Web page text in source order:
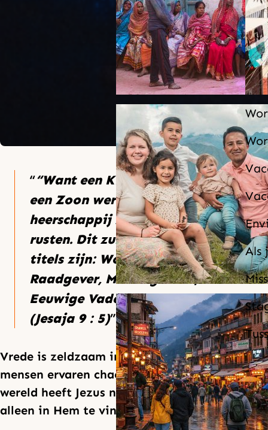
Als
“Want een Kind is ons geboren,
een Zoon werd ons gegeven en de
heerschappij zal op Zijn schouders
rusten. Dit zullen zijn koninklijke
titels zijn: Wonderbare
Raadgever, Machtige God,
Eeuwige Vader, Vredevorst.”
(Jesaja 9 : 5)
Vrede is zeldzaam in onze wereld. Veel
mensen ervaren chaos, pijn en angst. De
wereld heeft Jezus nodig en de vrede die
alleen in Hem te vinden is.